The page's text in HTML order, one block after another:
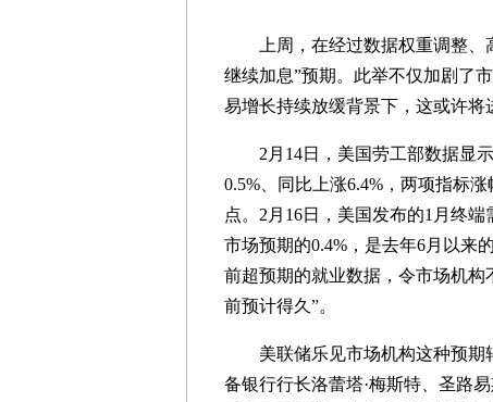
上周，在经过数据权重调整、
继续加息”预期。此举不仅加剧了
易增长持续放缓背景下，这或许将
2月14日，美国劳工部数据显示
0.5%、同比上涨6.4%，两项指标
点。2月16日，美国发布的1月终
市场预期的0.4%，是去年6月以来
前超预期的就业数据，令市场机构
前预计得久”。
美联储乐见市场机构这种预期
备银行行长洛蕾塔·梅斯特、圣路